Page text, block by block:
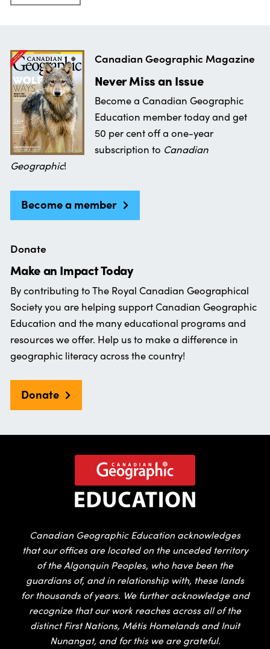
Canadian Geographic Magazine
Never Miss an Issue
Become a Canadian Geographic
Education member today and get
50 per cent off a one-year
subscription to Canadian
Geographic!
Become a member
Donate
Make an Impact Today
By contributing to The Royal Canadian Geographical
Society you are helping support Canadian Geographic
Education and the many educational programs and
resources we offer. Help us to make a difference in
geographic literacy across the country!
Donate
Canadian Geographic Education acknowledges
that our offices are located on the unceded territory
of the Algonquin Peoples, who have been the
guardians of, and in relationship with, these lands
for thousands of years. We further acknowledge and
recognize that our work reaches across all of the
distinct First Nations, Métis Homelands and Inuit
Nunangat, and for this we are grateful.